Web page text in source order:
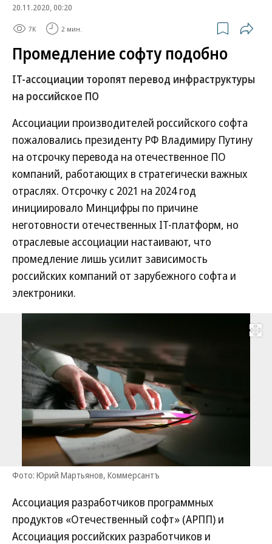
20.11.2020, 00:20
7K 2 мин.
Промедление софту подобно
IT-ассоциации торопят перевод инфраструктуры
на российское ПО
Ассоциации производителей российского софта
пожаловались президенту РФ Владимиру Путину
на отсрочку перевода на отечественное ПО
компаний, работающих в стратегически важных
отраслях. Отсрочку с 2021 на 2024 год
инициировало Минцифры по причине
неготовности отечественных IT-платформ, но
отраслевые ассоциации настаивают, что
промедление лишь усилит зависимость
российских компаний от зарубежного софта и
электроники.
Развернуть
Фото: Юрий Мартьянов, Коммерсантъ
Ассоциация разработчиков программных
продуктов «Отечественный софт» (АРПП) и
Ассоциация российских разработчиков и